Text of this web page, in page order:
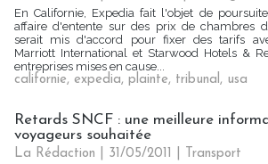
En Californie, Expedia fait l'objet de
affaire d'entente sur des prix de chambres
serait mis d'accord pour fixer des tarifs
Marriott International et Starwood Hotels &
entreprises mises en cause...
californie, expedia, plainte, tribunal, usa
Retards SNCF : une meilleure
voyageurs souhaitée
La Rédaction | 31/05/2011
Transport